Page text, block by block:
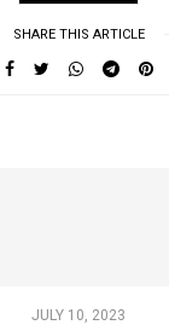
SHARE THIS ARTICLE
JULY 10, 2023